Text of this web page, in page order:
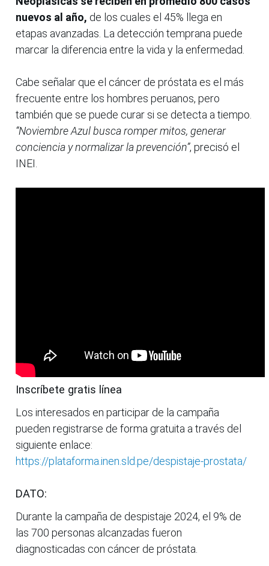
nuevos al año, de los cuales el 45% llega en
etapas avanzadas. La detección temprana puede
marcar la diferencia entre la vida y la enfermedad.
Cabe señalar que el cáncer de próstata es el más
frecuente entre los hombres peruanos, pero
también que se puede curar si se detecta a tiempo.
“Noviembre Azul busca romper mitos, generar
conciencia y normalizar la prevención”, precisó el
INEI.
Inscríbete gratis línea
Los interesados en participar de la campaña
pueden registrarse de forma gratuita a través del
siguiente enlace:
https://plataforma.inen.sld.pe/despistaje-prostata/
DATO:
Durante la campaña de despistaje 2024, el 9% de
las 700 personas alcanzadas fueron
diagnosticadas con cáncer de próstata.